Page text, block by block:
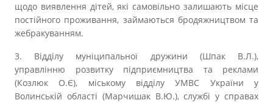
щодо виявлення дітей, які самовільно залишають місце
постійного проживання, займаються бродяжництвом та
жебракуванням.
3. Відділу муніципальної дружини (Шпак В.Л.),
управлінню розвитку підприємництва та реклами
(Козлюк О.Є), міському відділу УМВС України у
Волинській області (Марчишак В.Ю.), службі у справах